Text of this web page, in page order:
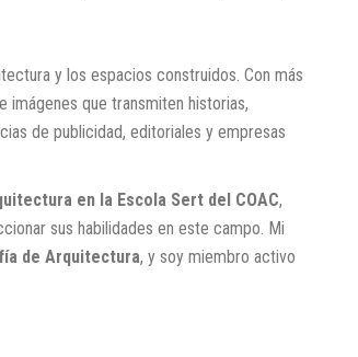
y los espacios construidos. Con más
que transmiten historias,
de publicidad, editoriales y empresas
en la Escola Sert del COAC,
sus habilidades en este campo. Mi
de Arquitectura, y soy miembro activo